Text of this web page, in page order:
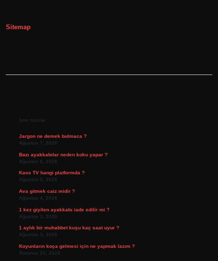
Sitemap
Son Yazılar
Jargon ne demek bulmaca ?
Ağustos 7, 2026
Bazı ayakkabılar neden koku yapar ?
Ağustos 6, 2026
Kaos TV hangi platformda ?
Ağustos 5, 2026
Ava gitmek caiz midir ?
Ağustos 4, 2026
1 kez giyilen ayakkabı iade edilir mi ?
Ağustos 3, 2026
1 aylık bir muhabbet kuşu kaç saat uyur ?
Ağustos 3, 2026
Koyunların koça gelmesi için ne yapmak lazım ?
Temmuz 26, 2026